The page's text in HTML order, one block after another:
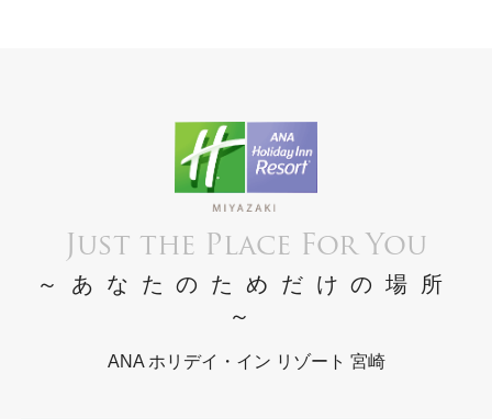
Just the Place For You
～あなたのためだけの場所
～
ANA ホリデイ・イン リゾート 宮崎